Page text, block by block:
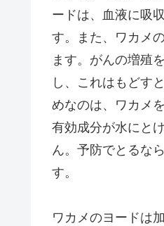
ードは、血液に吸
す。また、ワカメ
ます。がんの増殖
し、これはもどす
めなのは、ワカメ
有効成分が水にと
ん。予防でとるな
す。
ワカメのヨードは